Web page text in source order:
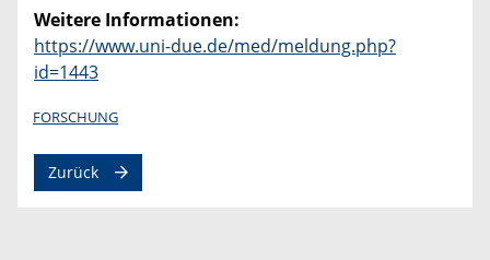
Weitere Informationen:
https://www.uni-due.de/med/meldung.php?
id=1443
FORSCHUNG
Zurück